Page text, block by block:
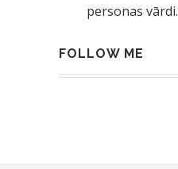
personas vārdi.
FOLLOW ME